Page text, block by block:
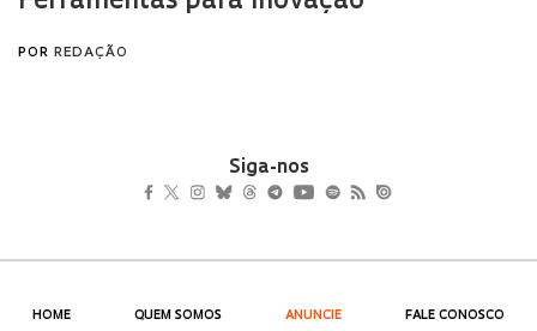
Siga-nos
HOME QUEM SOMOS ANUNCIE FALE CONOSCO